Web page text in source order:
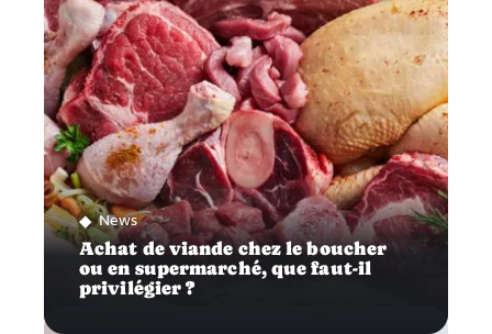
News
Achat de viande chez le boucher
ou en supermarché, que faut-il
privilégier ?